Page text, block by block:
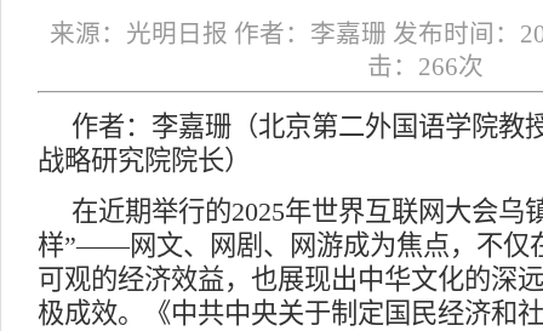
来源：光明日报 作者：李嘉珊 发布时间：
击： 266次
作者：李嘉珊（北京第二外国语学院教
战略研究院院长）
在近期举行的2025年世界互联网大会乌
样”——网文、网剧、网游成为焦点，不仅
可观的经济效益，也展现出中华文化的深
极成效。《中共中央关于制定国民经济和